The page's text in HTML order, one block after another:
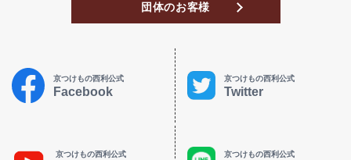
団体のお客様
京つけもの西利公式
Facebook
京つけもの西利公式
Twitter
京つけもの西利公式 京つけもの西利公式